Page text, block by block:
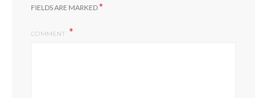
FIELDS ARE MARKED*
COMMENT